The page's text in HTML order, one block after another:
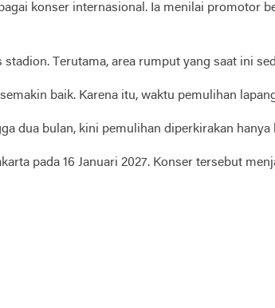
konser internasional. Ia menilai promotor
Terutama, area rumput yang saat ini
baik. Karena itu, waktu pemulihan
dua bulan, kini pemulihan diperkirakan
pada 16 Januari 2027. Konser tersebut